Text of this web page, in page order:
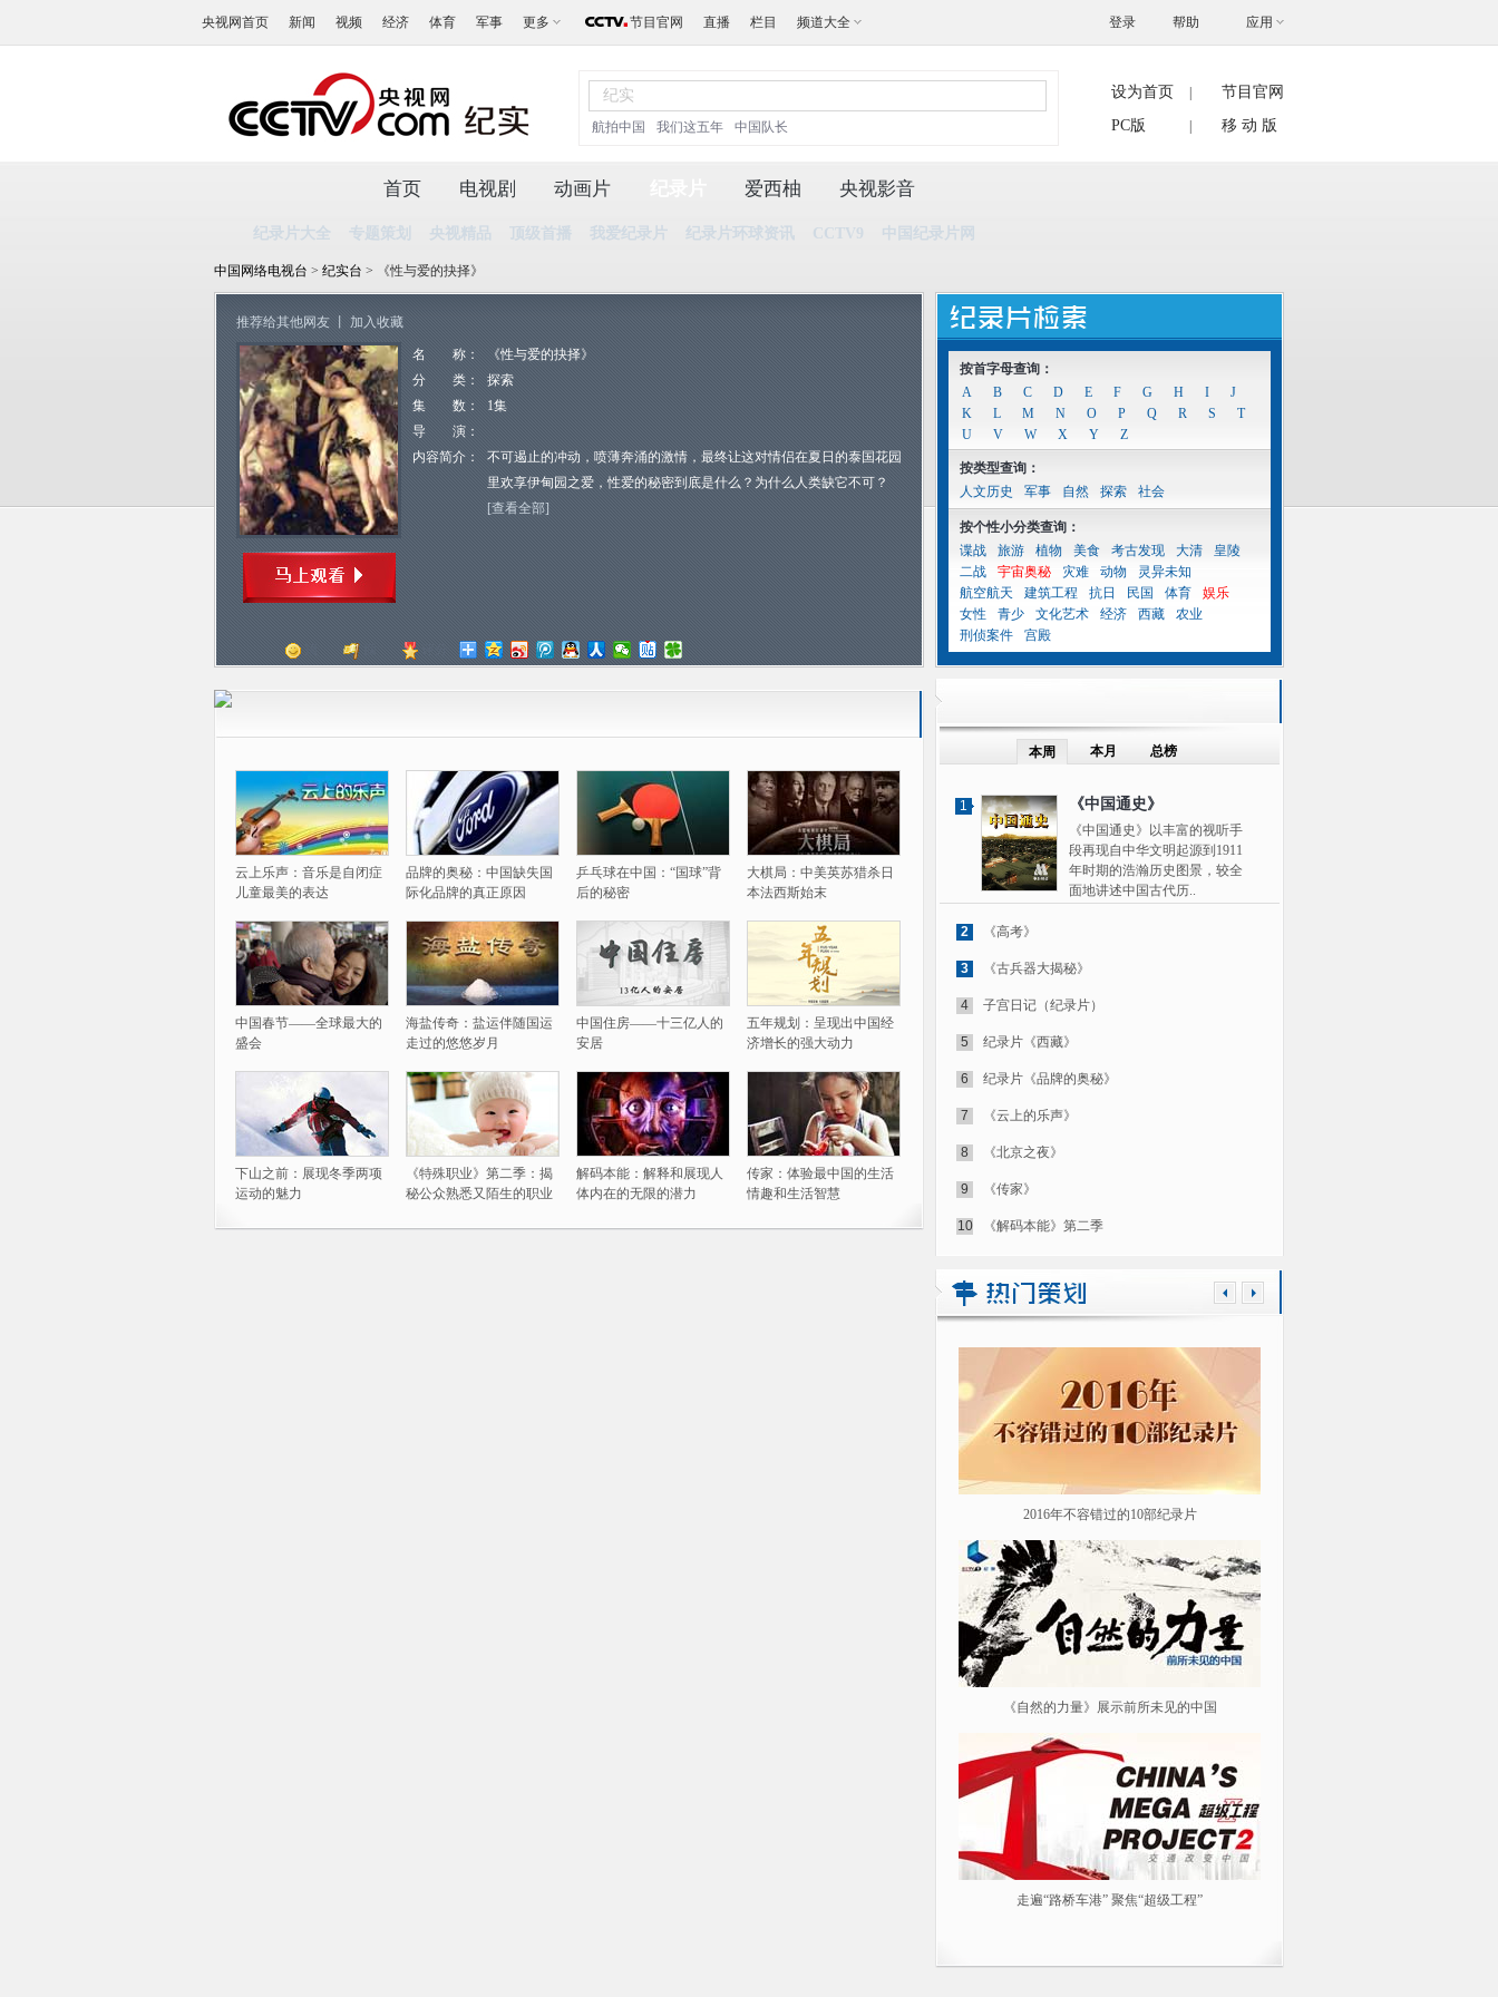
央视网首页 新闻 视频 经济 体育 军事 更多 节目官网 直播 栏目 频道大全 帮助 应用
登录
航拍中国 我们这五年 中国队长
设为首页
节目官网
PC版
移 动 版
首页 电视剧 动画片
纪录片大全 专题策划 央视精品 顶级首播 我爱纪录片 纪录片环球资讯 CCTV9 中国纪录片网
爱西柚 央视影音
中国网络电视台 > 纪实台 > 《性与爱的抉择》
推荐给其他网友 加入收藏
名 称：
《性与爱的抉择》
分 类：
探索
集 数：
1集
导 演：
内容简介：
不可遏止的冲动，喷薄奔涌的激情，最终让这对情侣在夏日的泰国花园
里欢享伊甸园之爱，性爱的秘密到底是什么？为什么人类缺它不可？
[查看全部]
云上乐声：音乐是自闭症
儿童最美的表达
品牌的奥秘：中国缺失国
际化品牌的真正原因
乒乓球在中国：“国球”背
后的秘密
大棋局：中美英苏猎杀日
本法西斯始末
中国春节——全球最大的
盛会
海盐传奇：盐运伴随国运
走过的悠悠岁月
中国住房——十三亿人的
安居
五年规划：呈现出中国经
济增长的强大动力
下山之前：展现冬季两项
运动的魅力
《特殊职业》第二季：揭
秘公众熟悉又陌生的职业
解码本能：解释和展现人
体内在的无限的潜力
传家：体验最中国的生活
情趣和生活智慧
按首字母查询：
A
B C D E F G H I
J
K
L M N O P Q R S
T
U
V W X Y Z
按类型查询：
人文历史
军事 自然 探索 社会
按个性小分类查询：
谍战
旅游 植物 美食 考古发现 大清
皇陵
二战
宇宙奥秘 灾难 动物
灵异未知
航空航天
建筑工程 抗日 民国 体育
娱乐
女性
青少 文化艺术 经济 西藏
农业
刑侦案件
宫殿
本周 本月 总榜
1 《中国通史》
《中国通史》以丰富的视听手
段再现自中华文明起源到1911
年时期的浩瀚历史图景，较全
面地讲述中国古代历..
2 《高考》
3 《古兵器大揭秘》
4 子宫日记（纪录片）
5 纪录片《西藏》
6 纪录片《品牌的奥秘》
7 《云上的乐声》
8 《北京之夜》
9 《传家》
10 《解码本能》第二季
2016年不容错过的10部纪录片
《自然的力量》展示前所未见的中国
走遍“路桥车港” 聚焦“超级工程”